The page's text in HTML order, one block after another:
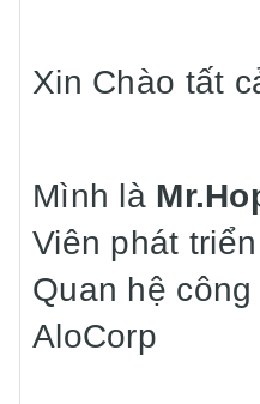
Xin Chào tất
Mình là
Viên phát
Quan hệ
AloCorp